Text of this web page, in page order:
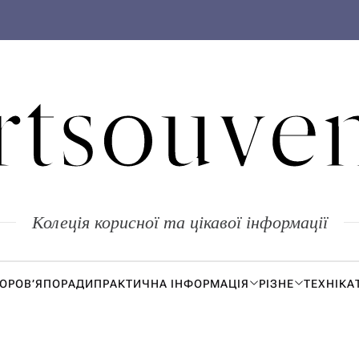
Колеція корисної та цікавої інформації
ПОРАДИПРАКТИЧНА ІНФОРМАЦІЯ РІЗНЕ ТЕХНІКА